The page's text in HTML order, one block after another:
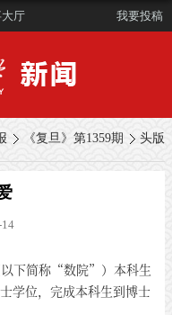
厅 我要投稿
《复旦》第1359期 头版
以下简称“数院”）本科生
学位，完成本科生到博士